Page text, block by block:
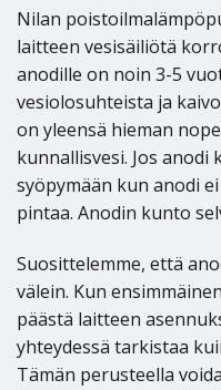
Nilan
laitteen vesisäiliötä
anodille on noin 3-5
vesiolosuhteista ja
on yleensä hieman
kunnallisvesi. Jos
syöpymään kun anodi
pintaa. Anodin kunto
Suosittelemme, että
välein. Kun
päästä laitteen
yhteydessä tarkistaa
Tämän perusteella